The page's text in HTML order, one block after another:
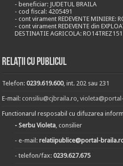
- beneficiar: JUDETUL BRAILA
- cod fiscal: 4205491
- cont virament REDEVENTE MINIERE:
- cont virament REDEVENTE din
DESTINATIE AGRICOLA:
Relații cu publicul
Telefon:0239.619.600, int. 202 sau 231
E-mail:consiliu@cjbraila.ro,
Functionarul resposabil cu difuzarea
- Serbu Violeta, consilier
- e-mail:relatiipublice@portal-
- telefon/fax:0239.627.675